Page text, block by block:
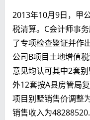
2013年10月9日，甲
税清算。C会计师事
了专项检查鉴证并作
公司B项目土地增值
意见均认可其中2套
外12套按A县房管局
项目别墅销售价调整
销售收入为